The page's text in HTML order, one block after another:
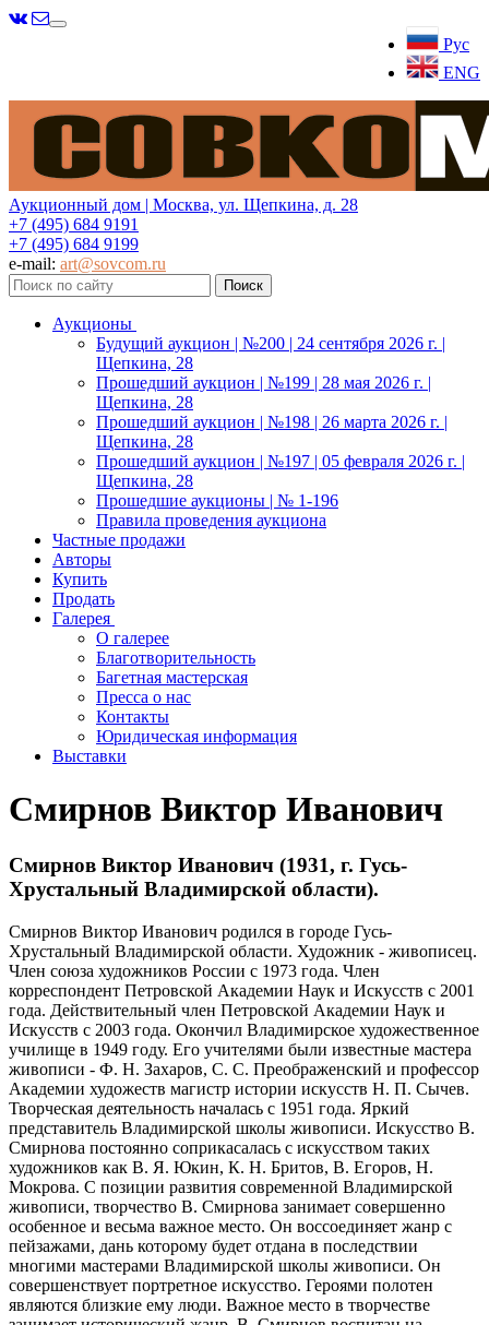
Рус
ENG
Меню
Аукционный дом | Москва, ул. Щепкина, д. 28
+7 (495) 684 9191
+7 (495) 684 9199
e-mail: art@sovcom.ru
Аукционы
Будущий аукцион | №200 | 24 сентября 2026 г. |
Щепкина, 28
Прошедший аукцион | №199 | 28 мая 2026 г. |
Щепкина, 28
Прошедший аукцион | №198 | 26 марта 2026 г. |
Щепкина, 28
Прошедший аукцион | №197 | 05 февраля 2026 г. |
Щепкина, 28
Прошедшие аукционы | № 1-196
Правила проведения аукциона
Частные продажи
Авторы
Купить
Продать
Галерея
О галерее
Благотворительность
Багетная мастерская
Пресса о нас
Контакты
Юридическая информация
Выставки
Смирнов Виктор Иванович
Смирнов Виктор Иванович (1931, г. Гусь-
Хрустальный Владимирской области).
Смирнов Виктор Иванович родился в городе Гусь-
Хрустальный Владимирской области. Художник - живописец.
Член союза художников России с 1973 года. Член
корреспондент Петровской Академии Наук и Искусств с 2001
года. Действительный член Петровской Академии Наук и
Искусств с 2003 года. Окончил Владимирское художественное
училище в 1949 году. Его учителями были известные мастера
живописи - Ф. Н. Захаров, С. С. Преображенский и профессор
Академии художеств магистр истории искусств Н. П. Сычев.
Творческая деятельность началась с 1951 года. Яркий
представитель Владимирской школы живописи. Искусство В.
Смирнова постоянно соприкасалась с искусством таких
художников как В. Я. Юкин, К. Н. Бритов, В. Егоров, Н.
Мокрова. С позиции развития современной Владимирской
живописи, творчество В. Смирнова занимает совершенно
особенное и весьма важное место. Он воссоединяет жанр с
пейзажами, дань которому будет отдана в последствии
многими мастерами Владимирской школы живописи. Он
совершенствует портретное искусство. Героями полотен
являются близкие ему люди. Важное место в творчестве